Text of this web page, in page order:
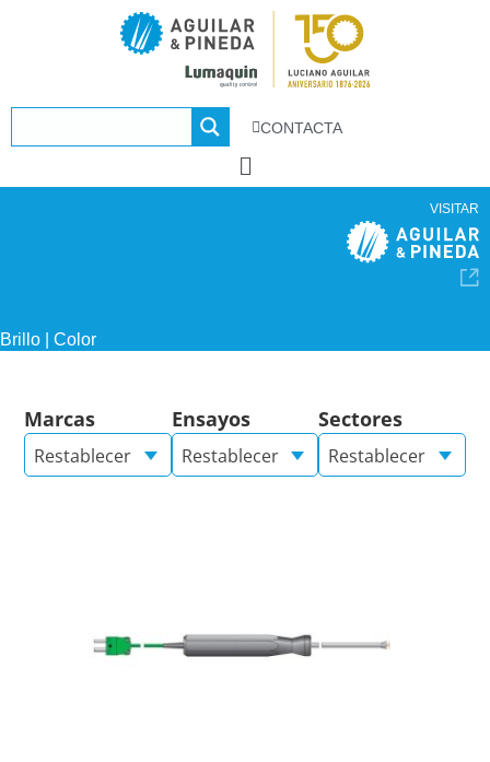
CONTACTA
VISITAR
Brillo | Color
Marcas
Restablecer
Ensayos
Restablecer
Sectores
Restablecer